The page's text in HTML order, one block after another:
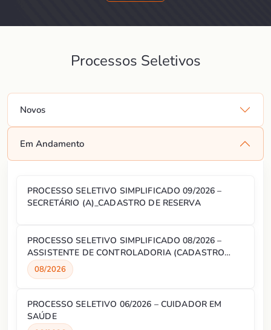
Processos Seletivos
Novos
Em Andamento
PROCESSO SELETIVO SIMPLIFICADO 09/2026 –
SECRETÁRIO (A)_CADASTRO DE RESERVA
PROCESSO SELETIVO SIMPLIFICADO 08/2026 –
ASSISTENTE DE CONTROLADORIA (CADASTRO
RESERVA)
08/2026
PROCESSO SELETIVO 06/2026 – CUIDADOR EM
SAÚDE